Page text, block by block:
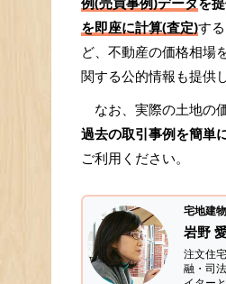
を即座に計算(査定)す
ど、不動産の価格相場
関する公的情報も提供
なお、実際の土地の
過去の取引事例を簡単
ご利用ください。
宅地建
岩野
注文住
融・司